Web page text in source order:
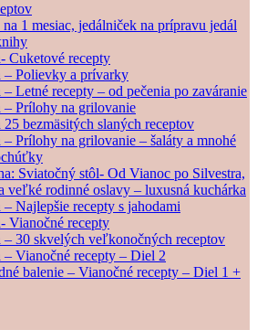
1 mesiac, jedálniček na prípravu jedál
Cuketové recepty
– Polievky a prívarky
Letné recepty – od pečenia po zaváranie
– Prílohy na grilovanie
bezmäsitých slaných receptov
Prílohy na grilovanie – šaláty a mnohé
Sviatočný stôl- Od Vianoc po Silvestra,
veľké rodinné oslavy – luxusná kuchárka
Najlepšie recepty s jahodami
Vianočné recepty
– 30 skvelých veľkonočných receptov
Vianočné recepty – Diel 2
balenie – Vianočné recepty – Diel 1 +